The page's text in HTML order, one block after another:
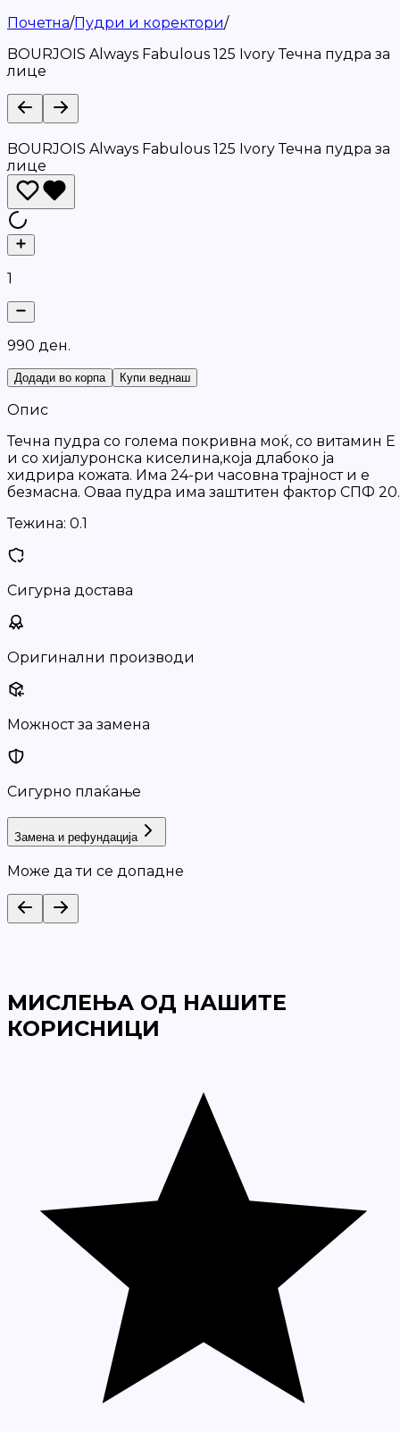
Почетна/Пудри и коректори/
BOURJOIS Always Fabulous 125 Ivory Течна пудра за
лице
BOURJOIS Always Fabulous 125 Ivory Течна пудра за
лице
1
990 ден.
Додади во корпа Купи веднаш
Опис
Течна пудра со голема покривна моќ, со витамин Е
и со хијалуронска киселина,која длабоко ја
хидрира кожата. Има 24-ри часовна трајност и е
безмасна. Оваа пудра има заштитен фактор СПФ 20.
Тежина: 0.1
Сигурна достава
Оригинални производи
Можност за замена
Сигурно плаќање
Замена и рефундација
Може да ти се допадне
МИСЛЕЊА ОД НАШИТЕ
КОРИСНИЦИ